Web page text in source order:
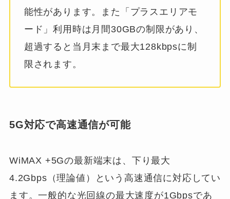
能性があります。また「プラスエリアモ
ード」利用時は月間30GBの制限があり、
超過すると当月末まで最大128kbpsに制
限されます。
5G対応で高速通信が可能
WiMAX +5Gの最新端末は、下り最大
4.2Gbps（理論値）という高速通信に対応してい
ます。一般的な光回線の最大速度が1Gbpsであ